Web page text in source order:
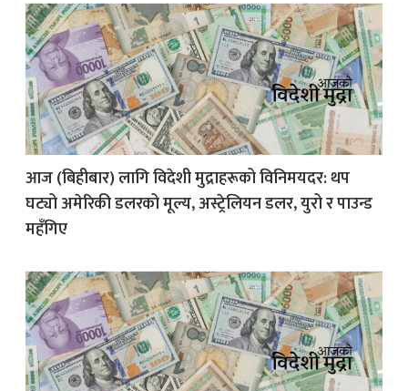
आज (बिहीबार) लागि विदेशी मुद्राहरूको विनिमयदर: थप
घट्यो अमेरिकी डलरको मूल्य, अस्ट्रेलियन डलर, युरो र पाउन्ड
महँगिए